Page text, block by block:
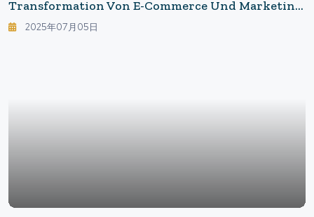
Transformation Von E-Commerce Und Marketing
Im Zeitalter Der Generativen KI
2025年07月05日